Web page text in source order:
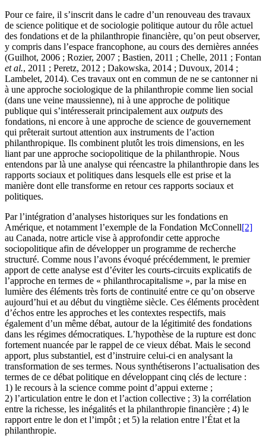
Pour ce faire, il s’inscrit dans le cadre d’un renouveau des travaux
de science politique et de sociologie politique autour du rôle actuel
des fondations et de la philanthropie financière, qu’on peut observer,
y compris dans l’espace francophone, au cours des dernières années
(Guilhot, 2006 ; Rozier, 2007 ; Bastien, 2011 ; Chelle, 2011 ; Fontan
et al., 2011 ; Peretz, 2012 ; Dakowska, 2014 ; Duvoux, 2014 ;
Lambelet, 2014). Ces travaux ont en commun de ne se cantonner ni
à une approche sociologique de la philanthropie comme lien social
(dans une veine maussienne), ni à une approche de politique
publique qui s’intéresserait principalement aux outputs des
fondations, ni encore à une approche de science de gouvernement
qui prêterait surtout attention aux instruments de l’action
philanthropique. Ils combinent plutôt les trois dimensions, en les
liant par une approche sociopolitique de la philanthropie. Nous
entendons par là une analyse qui réencastre la philanthropie dans les
rapports sociaux et politiques dans lesquels elle est prise et la
manière dont elle transforme en retour ces rapports sociaux et
politiques.
Par l’intégration d’analyses historiques sur les fondations en
Amérique, et notamment l’exemple de la Fondation McConnell[2]
au Canada, notre article vise à approfondir cette approche
sociopolitique afin de développer un programme de recherche
structuré. Comme nous l’avons évoqué précédemment, le premier
apport de cette analyse est d’éviter les courts-circuits explicatifs de
l’approche en termes de « philanthrocapitalisme », par la mise en
lumière des éléments très forts de continuité entre ce qu’on observe
aujourd’hui et au début du vingtième siècle. Ces éléments procèdent
d’échos entre les approches et les contextes respectifs, mais
également d’un même débat, autour de la légitimité des fondations
dans les régimes démocratiques. L’hypothèse de la rupture est donc
fortement nuancée par le rappel de ce vieux débat. Mais le second
apport, plus substantiel, est d’instruire celui-ci en analysant la
transformation de ses termes. Nous synthétiserons l’actualisation des
termes de ce débat politique en développant cinq clés de lecture :
1) le recours à la science comme point d’appui externe ;
2) l’articulation entre le don et l’action collective ; 3) la corrélation
entre la richesse, les inégalités et la philanthropie financière ; 4) le
rapport entre le don et l’impôt ; et 5) la relation entre l’État et la
philanthropie.